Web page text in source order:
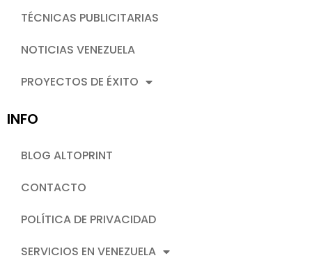
TÉCNICAS PUBLICITARIAS
NOTICIAS VENEZUELA
PROYECTOS DE ÉXITO
INFO
BLOG ALTOPRINT
CONTACTO
POLÍTICA DE PRIVACIDAD
SERVICIOS EN VENEZUELA